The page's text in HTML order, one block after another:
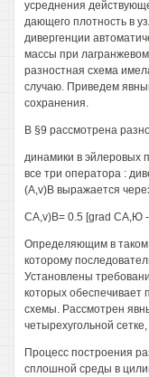
усреднения
дающего плотность в
дивергенции
массы при
разностная схема
случаю. Приведем
сохранения.
В §9 рассмотрена
динамики в эйлеровых
все три оператора :
(A,v)B выражается
CA,v)B= 0.5 [grad СА,Ю
Определяющим в таком
которому
Установлены
которых обеспечивает
схемы. Рассмотрен
четырехугольной
Процесс построения
сплошной среды в